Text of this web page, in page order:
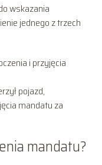
wskazania
jednego z trzech
i przyjęcia
pojazd,
mandatu za
mandatu?